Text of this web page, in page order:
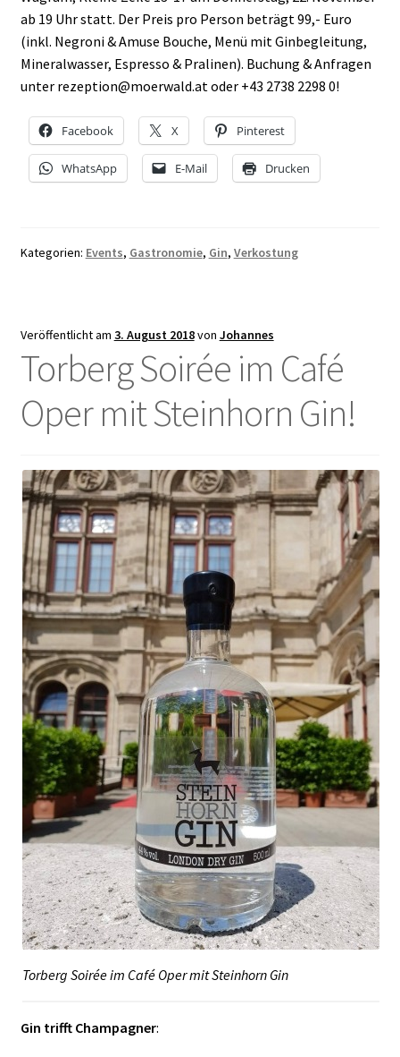
ab 19 Uhr statt. Der Preis pro Person beträgt 99,- Euro
(inkl. Negroni & Amuse Bouche, Menü mit Ginbegleitung,
Mineralwasser, Espresso & Pralinen). Buchung & Anfragen
unter rezeption@moerwald.at oder +43 2738 2298 0!
Facebook X Pinterest
WhatsApp E-Mail Drucken
Kategorien: Events, Gastronomie, Gin, Verkostung
Veröffentlicht am 3. August 2018von Johannes
Torberg Soirée im Café
Oper mit Steinhorn Gin!
Torberg Soirée im Café Oper mit Steinhorn Gin
Gin trifft Champagner: